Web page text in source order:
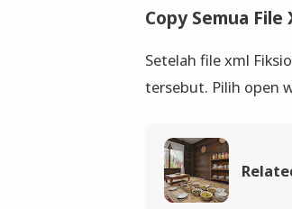
Copy Semua File
Setelah file xml
tersebut. Pilih open